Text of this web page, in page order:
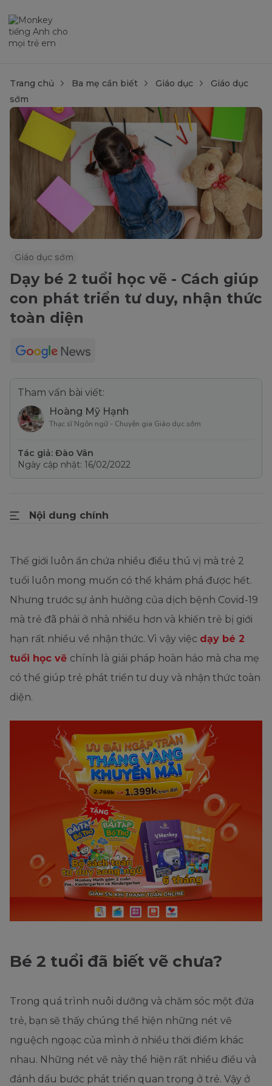
Trang chủ Ba mẹ cần biết Giáo dục
Giáo dục
sớm
Giáo dục sớm
Dạy bé 2 tuổi học vẽ - Cách giúp
con phát triển tư duy, nhận thức
toàn diện
Tham vấn bài viết:
Hoàng Mỹ Hạnh
Thạc sĩ Ngôn ngữ - Chuyên gia Giáo dục sớm
Tác giả: Đào Vân
Ngày cập nhật: 16/02/2022
Nội dung chính
Thế giới luôn ẩn chứa nhiều điều thú vị mà trẻ 2
tuổi luôn mong muốn có thể khám phá được hết.
Nhưng trước sự ảnh hưởng của dịch bệnh Covid-19
mà trẻ đã phải ở nhà nhiều hơn và khiến trẻ bị giới
hạn rất nhiều về nhận thức. Vì vậy việc dạy bé 2
tuổi học vẽ chính là giải pháp hoàn hảo mà cha mẹ
có thể giúp trẻ phát triển tư duy và nhận thức toàn
diện.
Bé 2 tuổi đã biết vẽ chưa?
Trong quá trình nuôi dưỡng và chăm sóc một đứa
trẻ, bạn sẽ thấy chúng thể hiện những nét vẽ
nguệch ngoạc của mình ở nhiều thời điểm khác
nhau. Những nét vẽ này thể hiện rất nhiều điều và
đánh dấu bước phát triển quan trọng ở trẻ. Vậy ở